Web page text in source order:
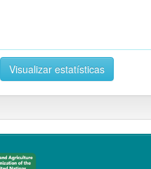
Visualizar estatísticas